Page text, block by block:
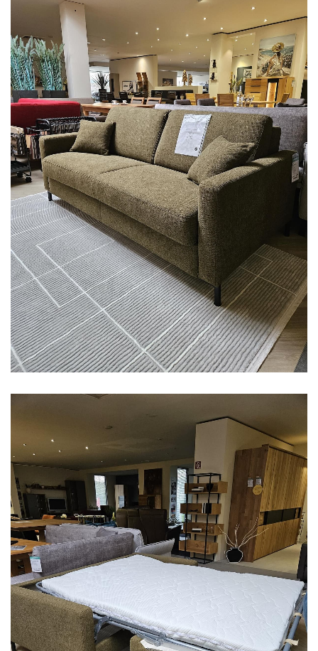
Aus unserer Ausstellung